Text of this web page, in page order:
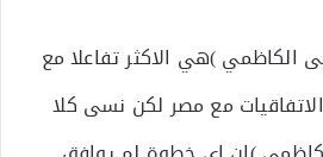
)هي الاكثر تفاعلا مع
مع مصر لكن نسى كلا